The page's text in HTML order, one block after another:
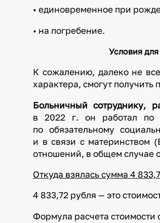
• единовременное при
• на погребение.
Условия
К сожалению, далеко не
характера, смогут получить
Больничный сотруднику,
в 2022 г. он работал по
по обязательному
и в связи с материнством
отношений, в общем случае
Откуда взялась сумма 4
4 833,72 рубля — это
Формула расчета стоимости